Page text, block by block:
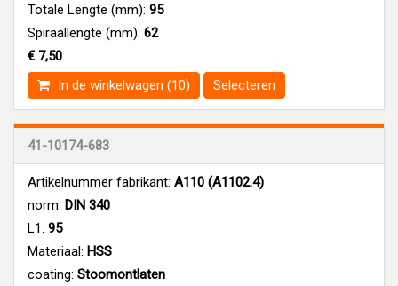
Totale Lengte (mm): 95
Spiraallengte (mm): 62
€ 7,50
In de winkelwagen (10)
Selecteren
41-10174-683
Artikelnummer fabrikant: A110 (A1102.4)
norm: DIN 340
L1: 95
Materiaal: HSS
coating: Stoomontlaten